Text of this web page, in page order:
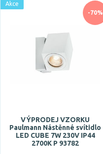
Skladem
Vystaveno na showroomu
5 let
10 let
-70%
Akce
VÝPRODEJ VZORKU
Paulmann Nástěnné svítidlo
LED CUBE 7W 230V IP44
2700K P 93782